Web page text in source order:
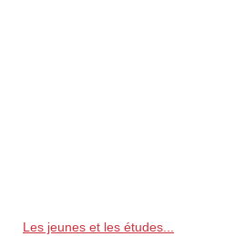
Les jeunes et les études...